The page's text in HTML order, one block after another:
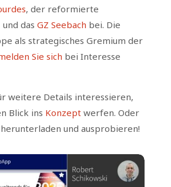
, der reformierte
und das GZ Seebach bei. Die
als strategisches Gremium der
Sie sich bei Interesse
weitere Details interessieren,
Blick ins Konzeptwerfen. Oder
und ausprobieren!